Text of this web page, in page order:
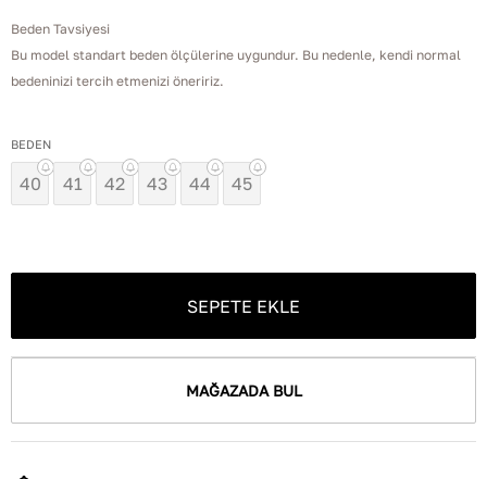
Beden Tavsiyesi
Bu model standart beden ölçülerine uygundur. Bu nedenle, kendi normal
bedeninizi tercih etmenizi öneririz.
BEDEN
40 41 42 43 44 45
SEPETE EKLE
MAĞAZADA BUL